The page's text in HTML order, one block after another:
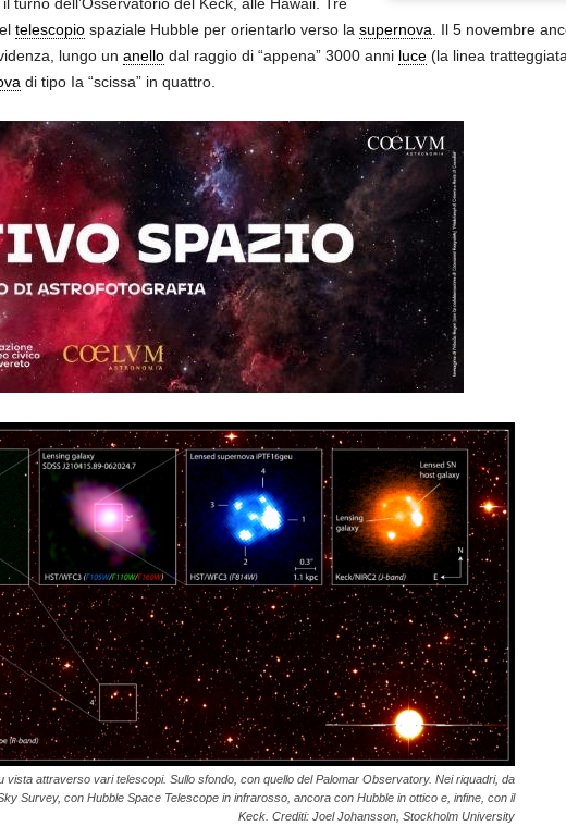
telescopiospaziale Hubble per orientarlo verso la supernova . Il 5 novembre
lungo un anellodal raggio di “appena” 3000 anni luce(la linea
di tipo Ia “scissa” in quattro.
vista attraverso vari telescopi. Sullo sfondo, con quello del Palomar Observatory. Nei riquadri, da
Survey, con Hubble Space Telescope in infrarosso, ancora con Hubble in ottico e, infine, con il
Keck. Crediti: Joel Johansson, Stockholm University